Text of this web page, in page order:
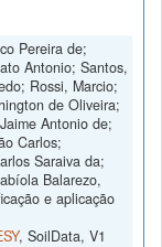
Pereira de;
Antonio; Santos,
Rossi, Marcio;
de Oliveira;
Antonio de;
Carlos;
Saraiva da;
Balarezo,
e aplicação
, SoilData, V1